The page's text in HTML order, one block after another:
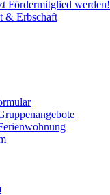
Fördermitglied werden!
& Erbschaft